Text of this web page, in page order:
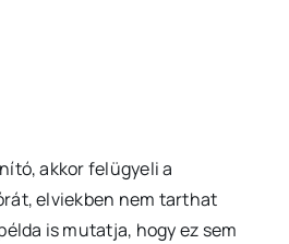
akkor felügyeli a
elviekben nem tarthat
is mutatja, hogy ez sem